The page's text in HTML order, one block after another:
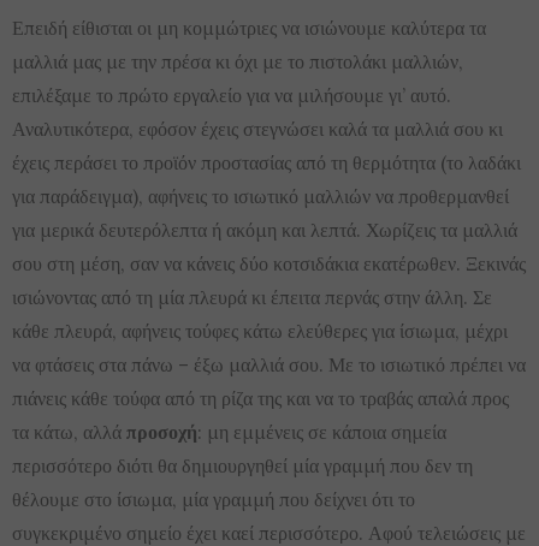
Επειδή είθισται οι μη κομμώτριες να ισιώνουμε καλύτερα τα
μαλλιά μας με την πρέσα κι όχι με το πιστολάκι μαλλιών,
επιλέξαμε το πρώτο εργαλείο για να μιλήσουμε γι’ αυτό.
Αναλυτικότερα, εφόσον έχεις στεγνώσει καλά τα μαλλιά σου κι
έχεις περάσει το προϊόν προστασίας από τη θερμότητα (το λαδάκι
για παράδειγμα), αφήνεις το ισιωτικό μαλλιών να προθερμανθεί
για μερικά δευτερόλεπτα ή ακόμη και λεπτά. Χωρίζεις τα μαλλιά
σου στη μέση, σαν να κάνεις δύο κοτσιδάκια εκατέρωθεν. Ξεκινάς
ισιώνοντας από τη μία πλευρά κι έπειτα περνάς στην άλλη. Σε
κάθε πλευρά, αφήνεις τούφες κάτω ελεύθερες για ίσιωμα, μέχρι
να φτάσεις στα πάνω – έξω μαλλιά σου. Με το ισιωτικό πρέπει να
πιάνεις κάθε τούφα από τη ρίζα της και να το τραβάς απαλά προς
τα κάτω, αλλά προσοχή: μη εμμένεις σε κάποια σημεία
περισσότερο διότι θα δημιουργηθεί μία γραμμή που δεν τη
θέλουμε στο ίσιωμα, μία γραμμή που δείχνει ότι το
συγκεκριμένο σημείο έχει καεί περισσότερο. Αφού τελειώσεις με